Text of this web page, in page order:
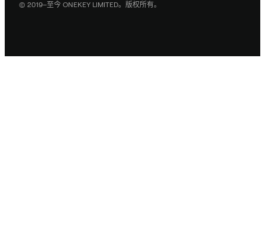
© 2019–至今 ONEKEY LIMITED。版权所有。